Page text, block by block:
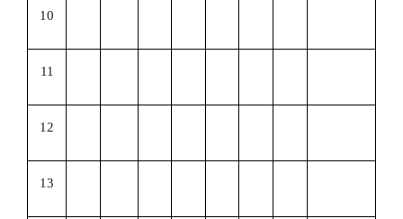
10
11
12
13